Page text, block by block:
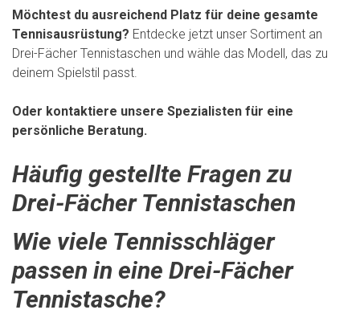
Möchtest du ausreichend Platz für deine gesamte
Tennisausrüstung? Entdecke jetzt unser Sortiment an
Drei-Fächer Tennistaschen und wähle das Modell, das zu
deinem Spielstil passt.
Oder kontaktiere unsere Spezialisten für eine
persönliche Beratung.
Häufig gestellte Fragen zu
Drei-Fächer Tennistaschen
Wie viele Tennisschläger
passen in eine Drei-Fächer
Tennistasche?